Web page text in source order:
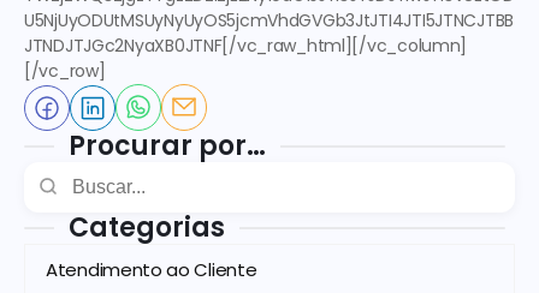
U5NjUyODUtMSUyNyUyOS5jcmVhdGVGb3JtJTI4JTI5JTNCJTBB
JTNDJTJGc2NyaXB0JTNF[/vc_raw_html][/vc_column]
[/vc_row]
Procurar por…
Categorias
Atendimento ao Cliente